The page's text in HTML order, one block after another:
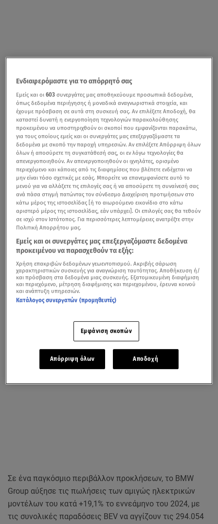
Σε ένα παγκόσμιο περιβάλλον προκλήσεων, το BMW
Group αύξησε τις πωλήσεις των αμιγώς ηλεκτρικών
μοντέλων του κατά +19,1% το εννεάμηνο του 2024, με
τις συνολικές παραδόσεις BEV να αγγίζουν τις 294.054
Ενδιαφερόμαστε για το απόρρητό σας
Εμείς και οι603 συνεργάτες μας αποθηκεύουμε προσωπικά δεδομένα,
όπως δεδομένα περιήγησης ή μοναδικά αναγνωριστικά στοιχεία, και
έχουμε πρόσβαση σε αυτά στη συσκευή σας. Αν επιλέξετε Αποδοχή, θα
καταστεί δυνατή η ενεργοποίηση τεχνολογιών παρακολούθησης
προκειμένου να υποστηριχθούν οι σκοποί που εμφανίζονται παρακάτω,
για τους οποίους εμείς και οι συνεργάτες μας επεξεργαζόμαστε τα
δεδομένα με σκοπό την παροχή υπηρεσιών. Αν επιλέξετε Απόρριψη όλων
όλων ή αποσύρετε τη συγκατάθεσή σας, οι εν λόγω τεχνολογίες θα
απενεργοποιηθούν. Αν απενεργοποιηθούν οι ιχνηλάτες, ορισμένο
περιεχόμενο και κάποιες από τις διαφημίσεις που βλέπετε ενδέχεται να
μην είναι τόσο σχετικές με εσάς. Μπορείτε να επανεμφανίσετε αυτό το
μενού για να αλλάξετε τις επιλογές σας ή να αποσύρετε τη συναίνεσή σας
ανά πάσα στιγμή πατώντας τον σύνδεσμο Διαχείριση προτιμήσεων στο
κάτω μέρος της ιστοσελίδας [ή το αιωρούμενο εικονίδιο στο κάτω
αριστερό μέρος της ιστοσελίδας, εάν υπάρχει]. Οι επιλογές σας θα τεθούν
σε ισχύ στον Ιστότοπος. Για περισσότερες λεπτομέρειες ανατρέξτε στην
Πολιτική Απορρήτου μας.
Εμείς και οι συνεργάτες μας επεξεργαζόμαστε δεδομένα
προκειμένου να παρασχεθούν τα εξής:
Χρήση επακριβών δεδομένων γεωεντοπισμού. Ακριβής σάρωση
χαρακτηριστικών συσκευής για αναγνώριση ταυτότητας. Αποθήκευση ή/
και πρόσβαση στα δεδομένα μιας συσκευής. Εξατομικευμένη διαφήμιση
και περιεχόμενο, μέτρηση διαφήμισης και περιεχομένου, έρευνα κοινού
και ανάπτυξη υπηρεσιών.
Κατάλογος συνεργατών (προμηθευτές)
Εμφάνιση σκοπών
Απόρριψη όλων Αποδοχή